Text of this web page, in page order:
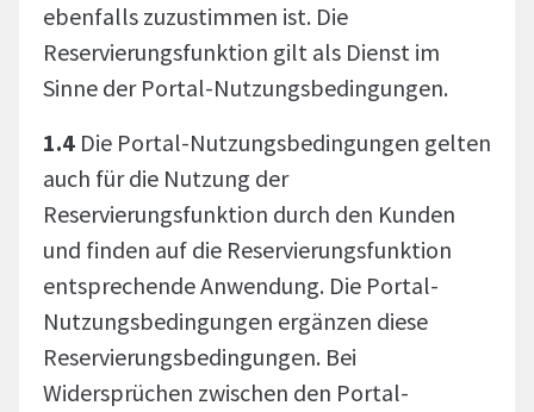
ebenfalls zuzustimmen ist. Die
Reservierungsfunktion gilt als Dienst im
Sinne der Portal-Nutzungsbedingungen.
1.4 Die Portal-Nutzungsbedingungen gelten
auch für die Nutzung der
Reservierungsfunktion durch den Kunden
und finden auf die Reservierungsfunktion
entsprechende Anwendung. Die Portal-
Nutzungsbedingungen ergänzen diese
Reservierungsbedingungen. Bei
Widersprüchen zwischen den Portal-